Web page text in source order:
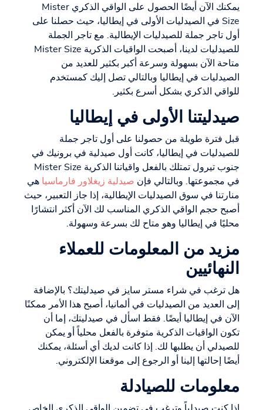
يمكنك الآن أيضًا الحصول على الواقي الذكري Mister
Size في الصيدليات الأولى في إيطاليا، حيث حصلنا على
أول تاجر جملة للصيدليات الإيطالية. مع تاجر الجملة
للصيدليات لدينا، أصبحت الواقيات الذكرية Mister Size
متاحة الآن بسهولة وسرعة أكبر بكثير للعديد من
الصيدليات في إيطاليا وبالتالي تصل إليك كمستخدم
للواقي الذكري بشكل أسرع بكثير.
صيدليتنا الأولى في إيطاليا
قبل فترة طويلة من حصولنا على أول تاجر جملة
للصيدليات في إيطاليا، كانت أول صيدلية في برونيك في
جنوب تيرول تمتلك بالفعل واقياتنا الذكرية Mister Size
في مجموعتها. وبالتالي فإن صيدلية زيغلاور فارماسيا هي
منارتنا في سوق الصيدليات الإيطالية، إذا جاز التعبير، حيث
أصبح حجم الواقي الذكري المناسب لك الآن أكثر انتشارًا
محليًا في إيطاليا وهو متاح لك بسرعة وسهولة.
مزيد من المعلومات للعملاء
النهائيين
هل ترغب في شراء مستر سايز في صيدليتك؟ بالإضافة
إلى العديد من الصيدليات في ألمانيا، أصبح هذا الأمر ممكنًا
الآن في إيطاليا أيضًا. فقط اسأل في صيدليتك، إما أن
تكون الواقيات الذكرية متوفرة بالفعل محلياً أو يمكن
للصيدلي أن يطلبها لك. إذا كانت لديك أي أسئلة، يمكنك
أيضًا إحالتها إلينا أو الرجوع إلى موقعنا الإلكتروني.
معلومات للصيادلة